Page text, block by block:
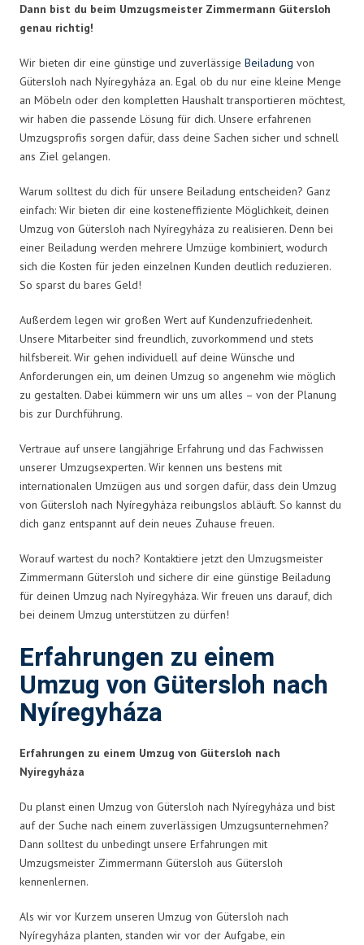
Dann bist du beim Umzugsmeister Zimmermann Gütersloh
genau richtig!
Wir bieten dir eine günstige und zuverlässige Beiladung von
Gütersloh nach Nyíregyháza an. Egal ob du nur eine kleine Menge
an Möbeln oder den kompletten Haushalt transportieren möchtest,
wir haben die passende Lösung für dich. Unsere erfahrenen
Umzugsprofis sorgen dafür, dass deine Sachen sicher und schnell
ans Ziel gelangen.
Warum solltest du dich für unsere Beiladung entscheiden? Ganz
einfach: Wir bieten dir eine kosteneffiziente Möglichkeit, deinen
Umzug von Gütersloh nach Nyíregyháza zu realisieren. Denn bei
einer Beiladung werden mehrere Umzüge kombiniert, wodurch
sich die Kosten für jeden einzelnen Kunden deutlich reduzieren.
So sparst du bares Geld!
Außerdem legen wir großen Wert auf Kundenzufriedenheit.
Unsere Mitarbeiter sind freundlich, zuvorkommend und stets
hilfsbereit. Wir gehen individuell auf deine Wünsche und
Anforderungen ein, um deinen Umzug so angenehm wie möglich
zu gestalten. Dabei kümmern wir uns um alles – von der Planung
bis zur Durchführung.
Vertraue auf unsere langjährige Erfahrung und das Fachwissen
unserer Umzugsexperten. Wir kennen uns bestens mit
internationalen Umzügen aus und sorgen dafür, dass dein Umzug
von Gütersloh nach Nyíregyháza reibungslos abläuft. So kannst du
dich ganz entspannt auf dein neues Zuhause freuen.
Worauf wartest du noch? Kontaktiere jetzt den Umzugsmeister
Zimmermann Gütersloh und sichere dir eine günstige Beiladung
für deinen Umzug nach Nyíregyháza. Wir freuen uns darauf, dich
bei deinem Umzug unterstützen zu dürfen!
Erfahrungen zu einem
Umzug von Gütersloh nach
Nyíregyháza
Erfahrungen zu einem Umzug von Gütersloh nach
Nyíregyháza
Du planst einen Umzug von Gütersloh nach Nyíregyháza und bist
auf der Suche nach einem zuverlässigen Umzugsunternehmen?
Dann solltest du unbedingt unsere Erfahrungen mit
Umzugsmeister Zimmermann Gütersloh aus Gütersloh
kennenlernen.
Als wir vor Kurzem unseren Umzug von Gütersloh nach
Nyíregyháza planten, standen wir vor der Aufgabe, ein